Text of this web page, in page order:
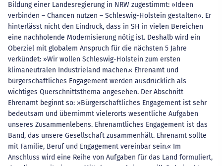
Bildung einer Landesregierung in NRW zugestimmt: »Ideen
verbinden – Chancen nutzen – Schleswig-Holstein gestalten«. Er
hinterlässt nicht den Eindruck, dass in SH in vielen Bereichen
eine nachholende Modernisierung nötig ist. Deshalb wird ein
Oberziel mit globalem Anspruch für die nächsten 5 Jahre
verkündet: »Wir wollen Schleswig-Holstein zum ersten
klimaneutralen Industrieland machen.« Ehrenamt und
bürgerschaftliches Engagement werden ausdrücklich als
wichtiges Querschnittsthema angesehen. Der Abschnitt
Ehrenamt beginnt so: »Bürgerschaftliches Engagement ist sehr
bedeutsam und übernimmt vielerorts wesentliche Aufgaben
unseres Zusammenlebens. Ehrenamtliches Engagement ist das
Band, das unsere Gesellschaft zusammenhält. Ehrenamt sollte
mit Familie, Beruf und Engagement vereinbar sein.« Im
Anschluss wird eine Reihe von Aufgaben für das Land formuliert,